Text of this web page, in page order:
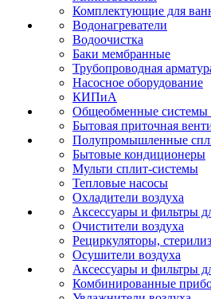
Комплектующие для
Водонагреватели
Водоочистка
Баки мембранные
Трубопроводная
Насосное оборудование
КИПиА
Общеобменные системы
Бытовая приточная
Полупромышленные
Бытовые кондиционеры
Мульти сплит-системы
Тепловые насосы
Охладители воздуха
Аксессуары и фильтры
Очистители воздуха
Рециркуляторы,
Осушители воздуха
Аксессуары и фильтры
Комбинированные